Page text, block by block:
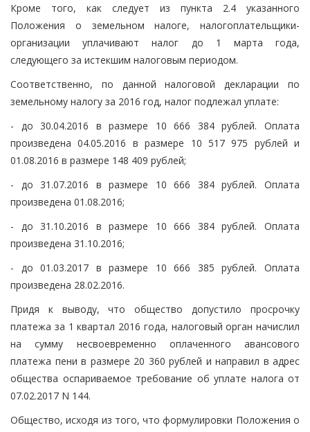
Кроме того, как следует из пункта 2.4 указанного
Положения о земельном налоге, налогоплательщики-
организации уплачивают налог до 1 марта года,
следующего за истекшим налоговым периодом.
Соответственно, по данной налоговой декларации по
земельному налогу за 2016 год, налог подлежал уплате:
- до 30.04.2016 в размере 10 666 384 рублей. Оплата
произведена 04.05.2016 в размере 10 517 975 рублей и
01.08.2016 в размере 148 409 рублей;
- до 31.07.2016 в размере 10 666 384 рублей. Оплата
произведена 01.08.2016;
- до 31.10.2016 в размере 10 666 384 рублей. Оплата
произведена 31.10.2016;
- до 01.03.2017 в размере 10 666 385 рублей. Оплата
произведена 28.02.2016.
Придя к выводу, что общество допустило просрочку
платежа за 1 квартал 2016 года, налоговый орган начислил
на сумму несвоевременно оплаченного авансового
платежа пени в размере 20 360 рублей и направил в адрес
общества оспариваемое требование об уплате налога от
07.02.2017 N 144.
Общество, исходя из того, что формулировки Положения о